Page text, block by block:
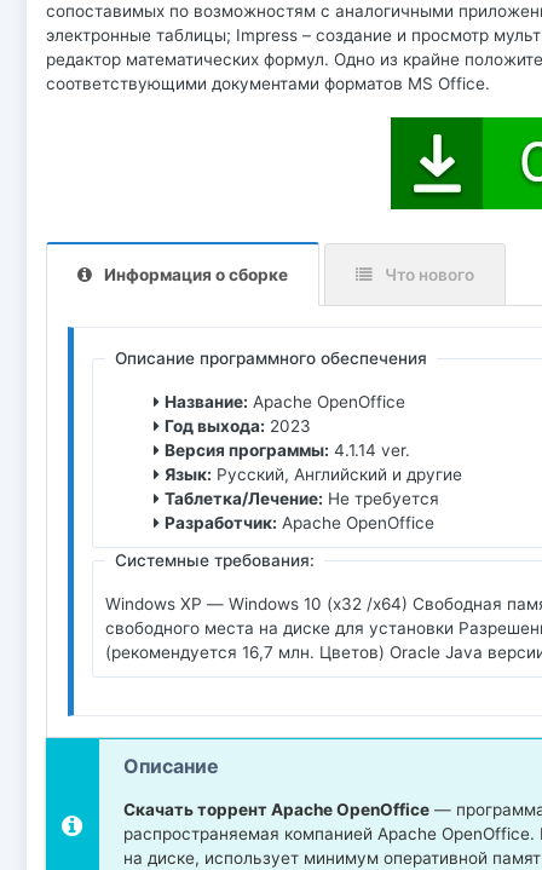
сопоставимых по возможностям с аналогичными
электронные таблицы; Impress – создание и просмотр
редактор математических формул. Одно из крайне
соответствующими документами форматов MS Office.
Информация о сборке Что нового
Описание программного обеспечения
Название: Apache OpenOffice
Год выхода: 2023
Версия программы: 4.1.14 ver.
Язык: Русский, Английский и другие
Таблетка/Лечение: Не требуется
Разработчик: Apache OpenOffice
Системные требования:
Windows XP — Windows 10 (x32 /x64) Свободная
свободного места на диске для установки
(рекомендуется 16,7 млн. Цветов) Oracle Java
Описание
Скачать торрент Apache OpenOffice— программа
распространяемая компанией Apache
на диске, использует минимум оперативной